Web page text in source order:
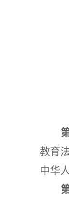
教育
中华